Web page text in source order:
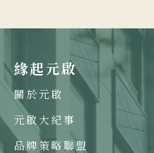
緣起元啟
關於元啟
元啟大紀事
品牌策略聯盟